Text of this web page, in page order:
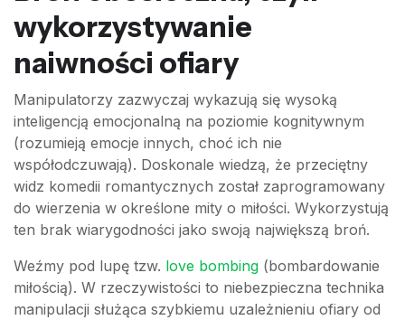
wykorzystywanie
naiwności ofiary
Manipulatorzy zazwyczaj wykazują się wysoką
inteligencją emocjonalną na poziomie kognitywnym
(rozumieją emocje innych, choć ich nie
współodczuwają). Doskonale wiedzą, że przeciętny
widz komedii romantycznych został zaprogramowany
do wierzenia w określone mity o miłości. Wykorzystują
ten brak wiarygodności jako swoją największą broń.
Weźmy pod lupę tzw. love bombing (bombardowanie
miłością). W rzeczywistości to niebezpieczna technika
manipulacji służąca szybkiemu uzależnieniu ofiary od